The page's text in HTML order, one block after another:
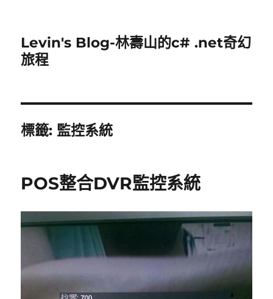
Levin's Blog-林壽山的c# .net奇幻
旅程
標籤: 監控系統
POS整合DVR監控系統